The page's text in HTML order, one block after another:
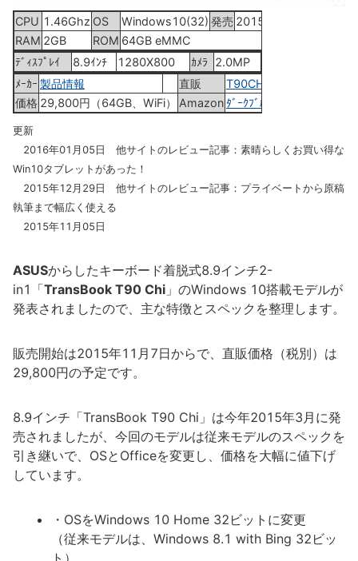
CPU 1.46Ghz OS Windows10(32) 発売 2015年11月7日
RAM 2GB ROM 64GB eMMC
ﾃﾞｨｽﾌﾟﾚｲ
8.9ｲﾝﾁ 1280X800 ｶﾒﾗ
2.0MP
ﾒｰｶｰ 製品情報 直販
T90CHI-3775
価格 29,800円（64GB、WiFi） Amazonﾀﾞｰｸﾌﾞﾙｰ
更新
2016年01月05日 他サイトのレビュー記事：素晴らしくお買い得な
Win10タブレットがあった！
2015年12月29日 他サイトのレビュー記事：プライベートから原稿
執筆まで幅広く使える
2015年11月05日
ASUSからしたキーボード着脱式8.9インチ2-
in1「TransBook T90 Chi 」のWindows 10搭載モデルが
発表されましたので、主な特徴とスペックを整理します。
販売開始は2015年11月7日からで、直販価格（税別）は
29,800円の予定です。
8.9インチ「TransBook T90 Chi」は今年2015年3月に発
売されましたが、今回のモデルは従来モデルのスペックを
引き継いで、OSとOfficeを変更し、価格を大幅に値下げ
しています。
・OSをWindows 10 Home 32ビットに変更
（従来モデルは、Windows 8.1 with Bing 32ビッ
ト）